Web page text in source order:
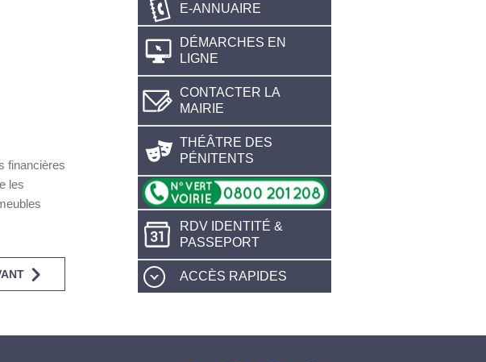
financières
les
E-ANNUAIRE
DÉMARCHES EN
LIGNE
CONTACTER LA
MAIRIE
THÉÂTRE DES
PÉNITENTS
RDV IDENTITÉ &
PASSEPORT
ACCÈS RAPIDES